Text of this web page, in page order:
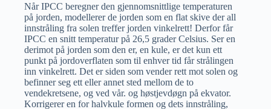
Når IPCC beregner den gjennomsnittlige temperaturen
på jorden, modellerer de jorden som en flat skive der all
innstråling fra solen treffer jorden vinkelrett! Derfor får
IPCC en snitt temperatur på 26,5 grader Celsius. Ser en
derimot på jorden som den er, en kule, er det kun ett
punkt på jordoverflaten som til enhver tid får strålingen
inn vinkelrett. Det er siden som vender rett mot solen og
befinner seg ett eller annet sted mellom de to
vendekretsene, og ved vår. og høstjevdøgn på ekvator.
Korrigerer en for halvkule formen og dets innstråling,